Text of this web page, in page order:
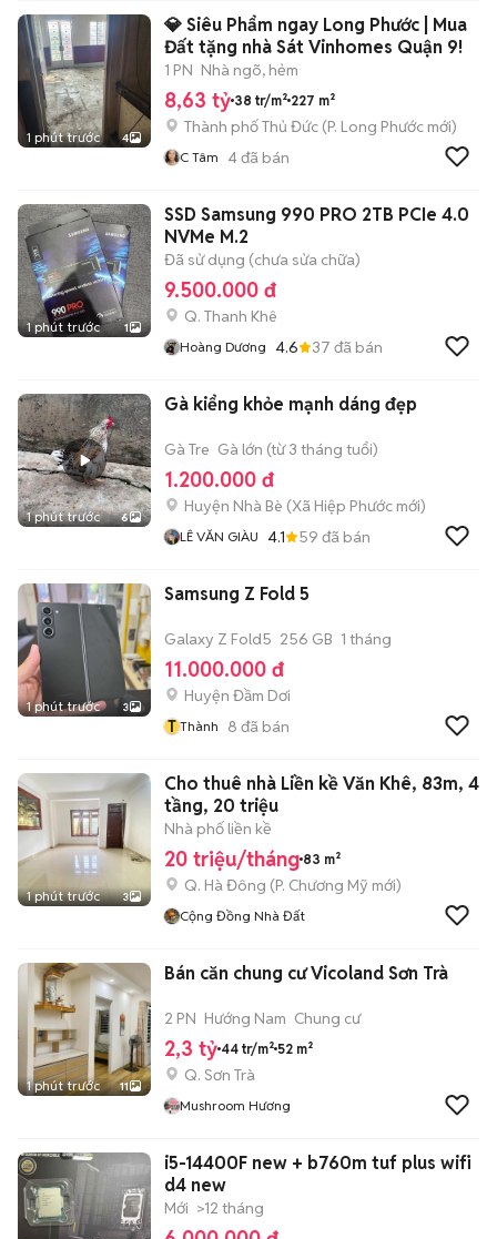
1 phút trước 4
💎 Siêu Phẩm ngay Long Phước | Mua
Đất tặng nhà Sát Vinhomes Quận 9!
1 PN Nhà ngõ, hẻm
8,63 tỷ 38 tr/m² 227 m²
Thành phố Thủ Đức (P. Long Phước mới)
C Tâm 4đã bán
1 phút trước 1
SSD Samsung 990 PRO 2TB PCIe 4.0
NVMe M.2
Đã sử dụng (chưa sửa chữa)
9.500.000 đ
Q. Thanh Khê
Hoàng Dương 4.6 37 đã bán
1 phút trước 6
Gà kiểng khỏe mạnh dáng đẹp
Gà Tre Gà lớn (từ 3 tháng tuổi)
1.200.000 đ
Huyện Nhà Bè (Xã Hiệp Phước mới)
LÊ VĂN GIÀU 4.1 59 đã bán
1 phút trước 3
Samsung Z Fold 5
Galaxy Z Fold5 256 GB 1 tháng
11.000.000 đ
Huyện Đầm Dơi
T Thành 8 đã bán
1 phút trước 3
Cho thuê nhà Liền kề Văn Khê, 83m, 4
tầng, 20 triệu
Nhà phố liền kề
20 triệu/tháng 83 m²
Q. Hà Đông (P. Chương Mỹ mới)
Cộng Đồng Nhà Đất
1 phút trước 11
Bán căn chung cư Vicoland Sơn Trà
2 PN Hướng Nam Chung cư
2,3 tỷ 44 tr/m² 52 m²
Q. Sơn Trà
Mushroom Hương
i5-14400F new + b760m tuf plus wifi
d4 new
Mới >12 tháng